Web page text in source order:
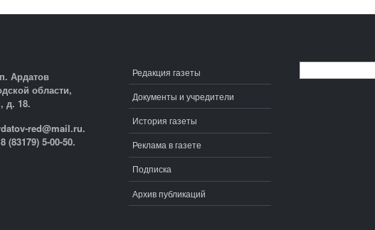
Ардатов
области,
д. 18.
red@mail.ru.
(83179) 5-00-50.
Редакция газеты
Документы и учредители
История газеты
Реклама в газете
Подписка
Архив публикаций